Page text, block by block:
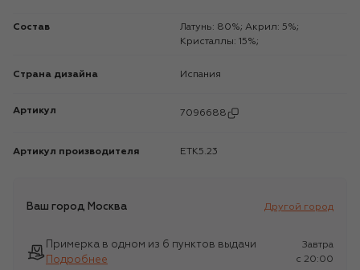
Состав
Латунь: 80%; Акрил: 5%;
Кристаллы: 15%;
Страна дизайна Испания
Артикул 7096688
Артикул производителя ETK5.23
Ваш город Москва Другой город
Примерка в одном из 6 пунктов выдачи
Подробнее
Завтра
c 20:00